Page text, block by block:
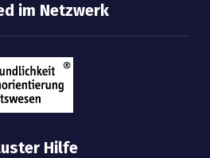
im Netzwerk
Hilfe